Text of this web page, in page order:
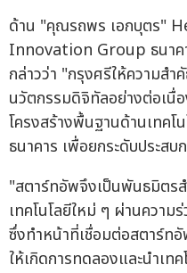
ด้าน "คุณรถพร เอกบุตร"
Innovation Group ธนาค
กล่าวว่า "กรุงศรีให้ความส
นวัตกรรมดิจิทัลอย่างต่อเนื่
โครงสร้างพื้นฐานด้านเทค
ธนาคาร เพื่อยกระดับประส
"สตาร์ทอัพจึงเป็นพันธมิตร
เทคโนโลยีใหม่ ๆ ผ่านควา
ซึ่งทำหน้าที่เชื่อมต่อสตาร์ท
ให้เกิดการทดลองและนำเท